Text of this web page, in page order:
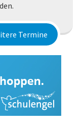
Termine